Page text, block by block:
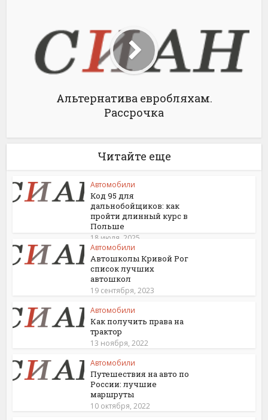
Альтернатива евробляхам.
Рассрочка
Читайте еще
Автомобили
Код 95 для
дальнобойщиков: как
пройти длинный курс в
Польше
18 июля, 2025
Автомобили
Автошколы Кривой Рог
список лучших
автошкол
19 сентября, 2023
Автомобили
Как получить права на
трактор
13 ноября, 2022
Автомобили
Путешествия на авто по
России: лучшие
маршруты
10 октября, 2022